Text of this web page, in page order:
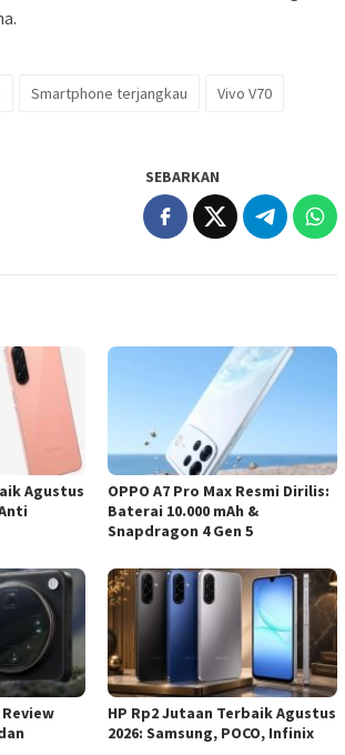
Smartphone terjangkau
Vivo V70
SEBARKAN
Agustus
OPPO A7 Pro Max Resmi Dirilis:
Baterai 10.000 mAh &
Snapdragon 4 Gen 5
HP Rp2 Jutaan Terbaik Agustus
2026: Samsung, POCO, Infinix